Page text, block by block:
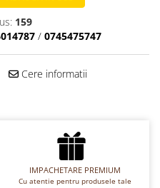
159
/ 0745475747
Cere informatii
IMPACHETARE PREMIUM
Cu atentie pentru produsele tale